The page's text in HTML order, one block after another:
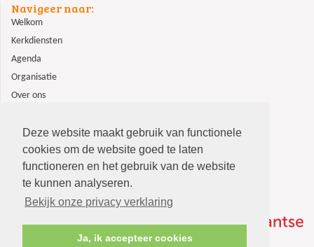
Deze website maakt gebruik van functionele
cookies om de website goed te laten
functioneren en het gebruik van de website
te kunnen analyseren.
Bekijk onze privacy verklaring
Ja, ik accepteer cookies
Navigeer naar:
Welkom
Kerkdiensten
Agenda
Organisatie
Over ons
Contact